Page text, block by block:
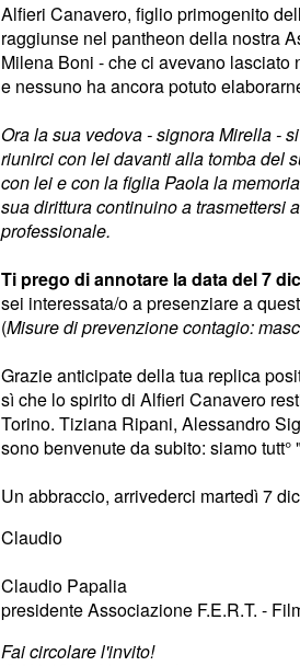
Alfieri Canavero, figlio primogenito
raggiunse nel pantheon della nostra
Milena Boni - che ci avevano
e nessuno ha ancora potuto
Ora la sua vedova - signora Mirella -
riunirci con lei davanti alla tomba del
con lei e con la figlia Paola la
sua dirittura continuino a trasmettersi
professionale.
Ti prego di annotare la data del 7
sei interessata/o a presenziare a
(Misure di prevenzione contagio:
Grazie anticipate della tua replica
sì che lo spirito di Alfieri Canavero
Torino. Tiziana Ripani, Alessandro
sono benvenute da subito: siamo
Un abbraccio, arrivederci martedì 7
Claudio
Claudio Papalia
presidente Associazione F.E.R.T. -
Fai circolare l'invito!